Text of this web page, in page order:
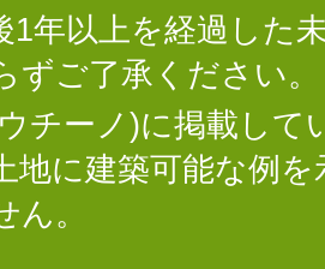
1年以上を経過した
ずご了承ください。
チーノ)に掲載して
地に建築可能な例
。